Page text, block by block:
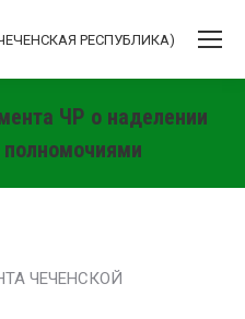
РЕСПУБЛИКА)
ЧР о наделении
ЧЕЧЕНСКОЙ